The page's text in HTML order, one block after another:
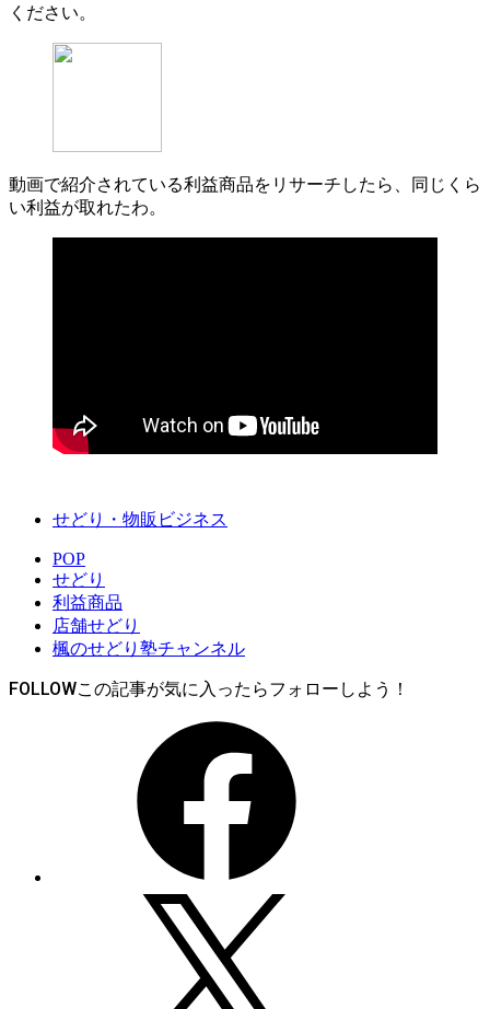
ください。
動画で紹介されている利益商品をリサーチしたら、同じくら
い利益が取れたわ。
せどり・物販ビジネス
POP
せどり
利益商品
店舗せどり
楓のせどり塾チャンネル
FOLLOW